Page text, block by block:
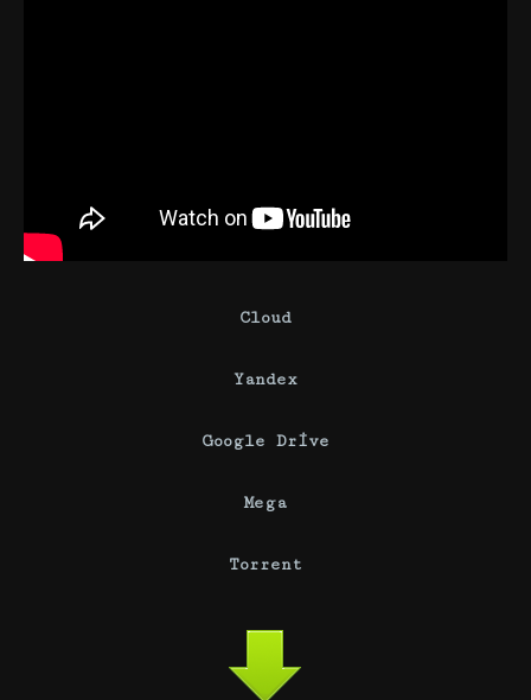
Cloud
Yandex
Google Drive
Mega
Torrent